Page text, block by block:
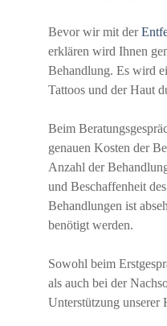
Bevor wir mit der
erklären wird Ihnen
Behandlung. Es wird
Tattoos und der Haut
Beim
genauen Kosten der
Anzahl der
und Beschaffenheit
Behandlungen ist
benötigt werden.
Sowohl beim
als auch bei der
Unterstützung unserer